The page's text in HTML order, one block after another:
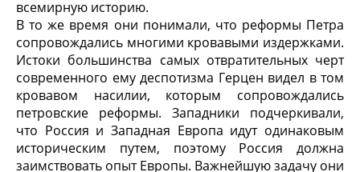
всемирную историю.
В то же время они понимали, что реформы Петра
сопровождались многими кровавыми издержками.
Истоки большинства самых отвратительных черт
современного ему деспотизма Герцен видел в том
кровавом насилии, которым сопровождались
петровские реформы. Западники подчеркивали,
что Россия и Западная Европа идут одинаковым
историческим путем, поэтому Россия должна
заимствовать опыт Европы. Важнейшую задачу они